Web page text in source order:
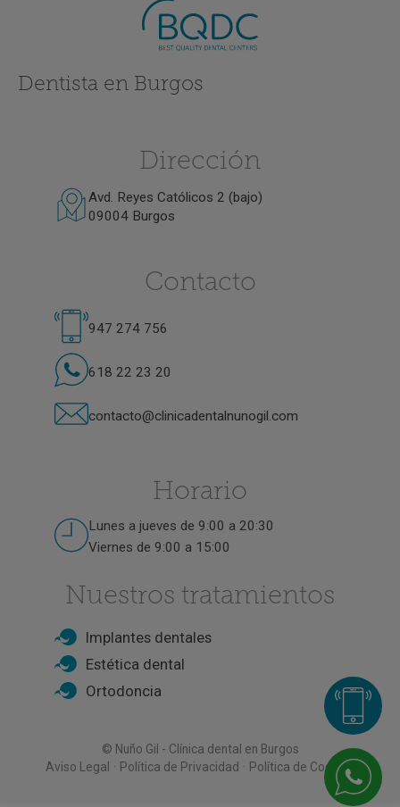
Dentista en Burgos
Dirección
Avd. Reyes Católicos 2 (bajo)
09004 Burgos
Contacto
947 274 756
618 22 23 20
contacto@clinicadentalnunogil.com
Horario
Lunes a jueves de 9:00 a 20:30
Viernes de 9:00 a 15:00
Nuestros tratamientos
Implantes dentales
Estética dental
Ortodoncia
© Nuño Gil - Clínica dental en Burgos
Aviso Legal · Política de Privacidad · Política de Cookies